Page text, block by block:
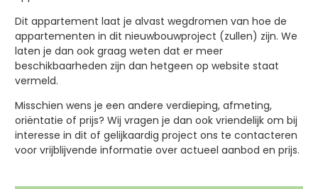
Dit appartement laat je alvast wegdromen van hoe de
appartementen in dit nieuwbouwproject (zullen) zijn. We
laten je dan ook graag weten dat er meer
beschikbaarheden zijn dan hetgeen op website staat
vermeld.
Misschien wens je een andere verdieping, afmeting,
oriëntatie of prijs? Wij vragen je dan ook vriendelijk om bij
interesse in dit of gelijkaardig project ons te contacteren
voor vrijblijvende informatie over actueel aanbod en prijs.